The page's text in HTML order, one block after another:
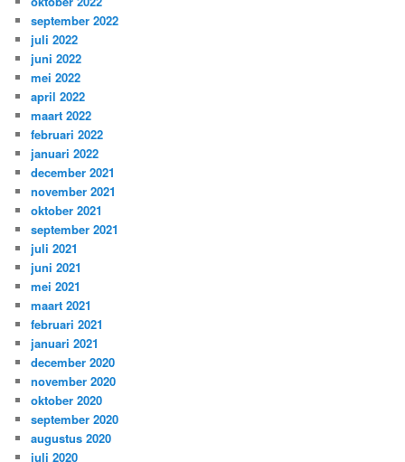
september 2022
juli 2022
juni 2022
mei 2022
april 2022
maart 2022
februari 2022
januari 2022
december 2021
november 2021
oktober 2021
september 2021
juli 2021
juni 2021
mei 2021
maart 2021
februari 2021
januari 2021
december 2020
november 2020
oktober 2020
september 2020
augustus 2020
juli 2020